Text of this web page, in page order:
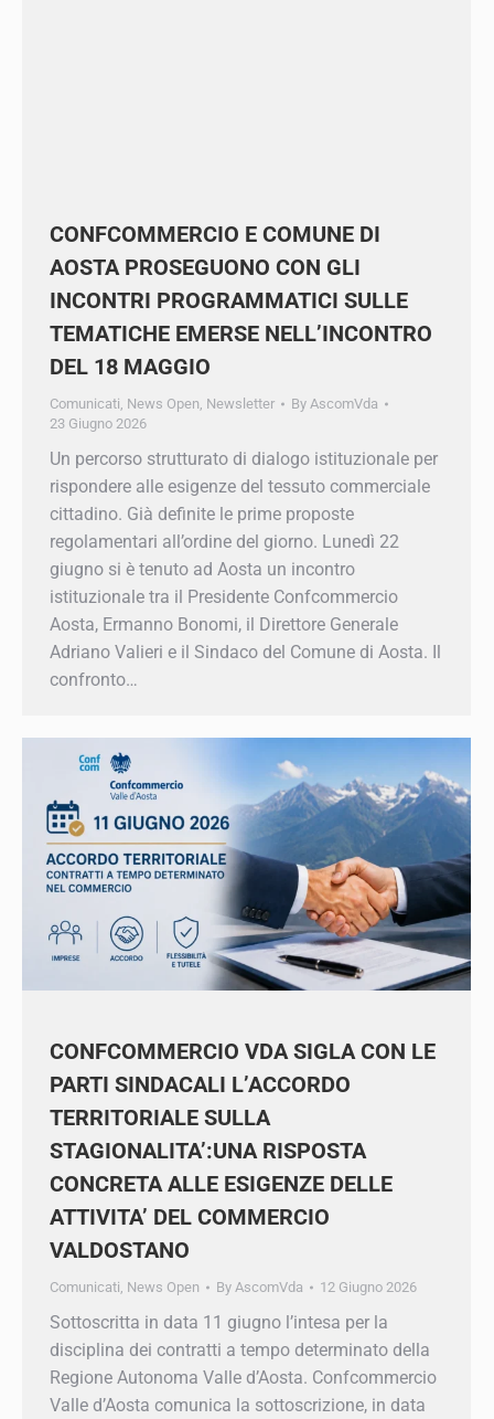
AOSTA PROSEGUONO CON GLI
INCONTRI PROGRAMMATICI SULLE
TEMATICHE EMERSE
NELL’INCONTRO DEL 18 MAGGIO
Comunicati ,News Open,Newsletter
Un percorso strutturato di dialogo istituzionale
per rispondere alle esigenze del tessuto
commerciale cittadino. Già definite le prime
proposte regolamentari all’ordine del giorno.
Lunedì 22 giugno si è tenuto ad Aosta un
incontro istituzionale tra il Presidente
Confcommercio Aosta, Ermanno Bonomi, il
Direttore Generale Adriano Valieri e il Sindaco
del Comune di Aosta. Il confronto…
LE PARTI SINDACALI L’ACCORDO
TERRITORIALE SULLA
STAGIONALITA’:UNA RISPOSTA
CONCRETA ALLE ESIGENZE DELLE
ATTIVITA’ DEL COMMERCIO
VALDOSTANO
Comunicati,News Open
Sottoscritta in data 11 giugno l’intesa per la
della Regione Autonoma Valle d’Aosta.
Confcommercio Valle d’Aosta comunica la
sottoscrizione, in data 11 giugno 2026,